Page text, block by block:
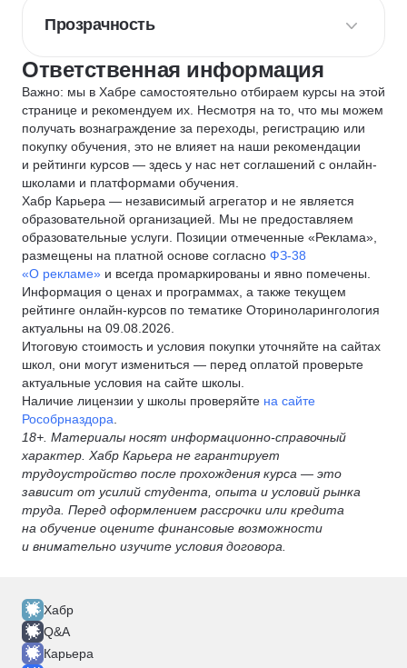
Прозрачность
Ответственная информация
Важно: мы в Хабре самостоятельно отбираем курсы на этой
странице и рекомендуем их. Несмотря на то, что мы можем
получать вознаграждение за переходы, регистрацию или
покупку обучения, это не влияет на наши рекомендации
и рейтинги курсов — здесь у нас нет соглашений с онлайн-
школами и платформами обучения.
Хабр Карьера — независимый агрегатор и не является
образовательной организацией. Мы не предоставляем
образовательные услуги. Позиции отмеченные «Реклама»,
размещены на платной основе согласно ФЗ-38
«О рекламе» и всегда промаркированы и явно помечены.
Информация о ценах и программах, а также текущем
рейтинге онлайн-курсов по тематике Оториноларингология
актуальны на 09.08.2026.
Итоговую стоимость и условия покупки уточняйте на сайтах
школ, они могут измениться — перед оплатой проверьте
актуальные условия на сайте школы.
Наличие лицензии у школы проверяйте на сайте
Рособрназдора
18+. Материалы носят информационно-справочный
характер. Хабр Карьера не гарантирует
трудоустройство после прохождения курса — это
зависит от усилий студента, опыта и условий рынка
труда. Перед оформлением рассрочки или кредита
на обучение оцените финансовые возможности
и внимательно изучите условия договора.
Хабр
Q&A
Карьера